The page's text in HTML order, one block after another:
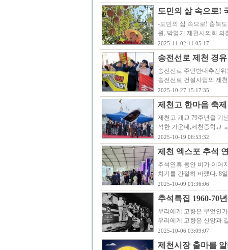
도민의 삶 속으로!
-도민의 삶 속으로! 충북
원, 박영기 제천시의회
2025-11-02 11:05:17
송전선로 제천 경
송전선로 주민반대추진
송전선로 건설사업의 제
2025-10-27 15:17:35
제천고 한마음 축
제천고 개교 79주년을 기
석한 가운데,제천증학교
2025-10-19 06:53:32
제천 엑스포 추석
추석연휴 동안 비가 이어
치기를 간절히 바랬다. 8
2025-10-09 01:36:06
추석특집 1960-70
우리에게 고향은 무엇인
우리에게 고향은 신앙과
2025-10-06 03:09:07
제천시장 출마를